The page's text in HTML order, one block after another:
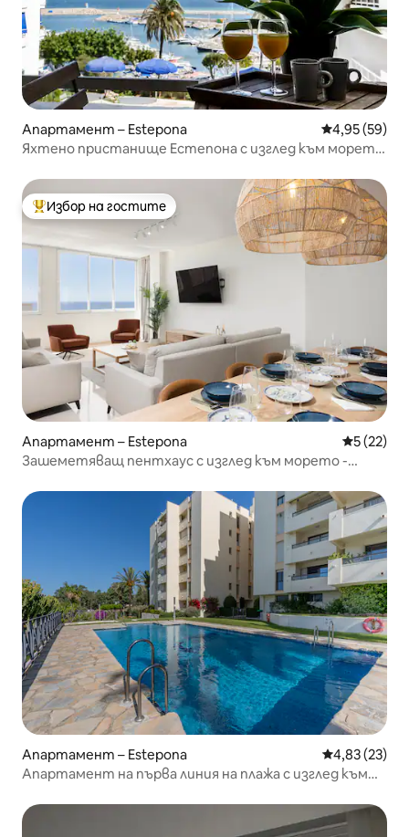
Апартамент – Estepona Средна
4,95 (59)
Яхтено пристанище Естепона с изглед към морето,
Най-популярен избор на гостите
Избор на гостите
Апартамент – Estepona Средна
5 (22)
Зашеметяващ пентхаус с изглед към морето -
Апартамент – Estepona Средна
4,83 (23)
Апартамент на първа линия на плажа с изглед към